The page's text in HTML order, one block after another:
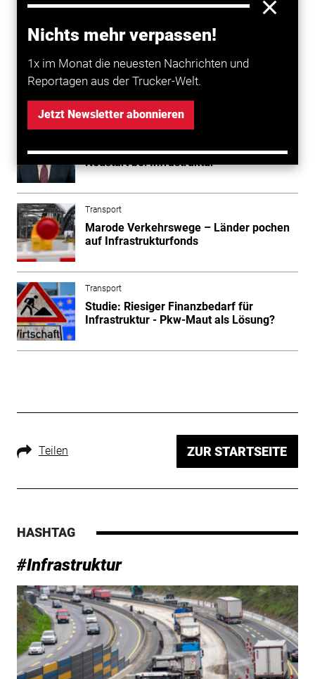
Nichts mehr verpassen!
1x im Monat die neuesten Nachrichten und
Reportagen aus der Trucker-Welt.
Jetzt Newsletter abonnieren
Wissing. Es gebe allenfalls unterschiedliche
Meinungen, was die Ausgestaltung künftiger Konzepte
angehe oder wie priorisiert werden solle.
Transport
Verkehrsminister fordern Milliarden für
Neustart bei Infrastruktur
Transport
Marode Verkehrswege – Länder pochen
auf Infrastrukturfonds
Transport
Studie: Riesiger Finanzbedarf für
Infrastruktur - Pkw-Maut als Lösung?
Teilen ZUR STARTSEITE
HASHTAG
#Infrastruktur